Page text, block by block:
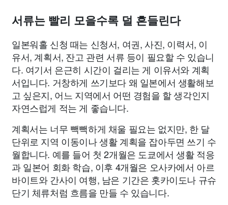
서류는 빨리 모을수록 덜 흔들린다
일본워홀 신청 때는 신청서, 여권, 사진, 이력서, 이
유서, 계획서, 잔고 관련 서류 등이 필요할 수 있습니
다. 여기서 은근히 시간이 걸리는 게 이유서와 계획
서입니다. 거창하게 쓰기보다 왜 일본에서 생활해보
고 싶은지, 어느 지역에서 어떤 경험을 할 생각인지
자연스럽게 적는 게 좋습니다.
계획서는 너무 빽빽하게 채울 필요는 없지만, 한 달
단위로 지역 이동이나 생활 계획을 잡아두면 쓰기 수
월합니다. 예를 들어 첫 2개월은 도쿄에서 생활 적응
과 일본어 회화 학습, 이후 4개월은 오사카에서 아르
바이트와 간사이 여행, 남은 기간은 홋카이도나 규슈
단기 체류처럼 흐름을 만들 수 있습니다.